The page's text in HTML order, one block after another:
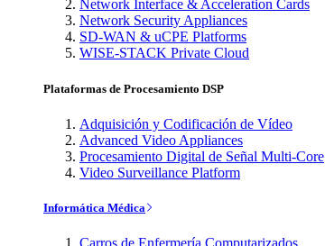
Network Interface & Acceleration Cards
Network Security Appliances
SD-WAN & uCPE Platforms
WISE-STACK Private Cloud
Plataformas de Procesamiento DSP
Adquisición y Codificación de Vídeo
Advanced Video Appliances
Procesamiento Digital de Señal Multi-Core
Video Surveillance Platform
Informática Médica
Carros de Enfermería Computarizados